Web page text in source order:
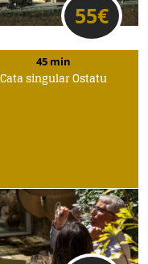
55€
45 min
Cata singular Ostatu